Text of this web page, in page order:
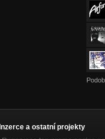
Inzerce a ostatní projekty